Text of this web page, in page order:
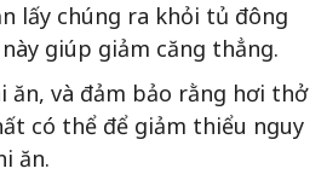
lấy chúng ra khỏi tủ đông
giúp giảm căng thẳng.
ăn, và đảm bảo rằng hơi thở
có thể để giảm thiểu nguy
ăn.